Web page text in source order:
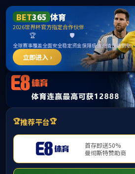
中国·ok138太阳集团(股
网站